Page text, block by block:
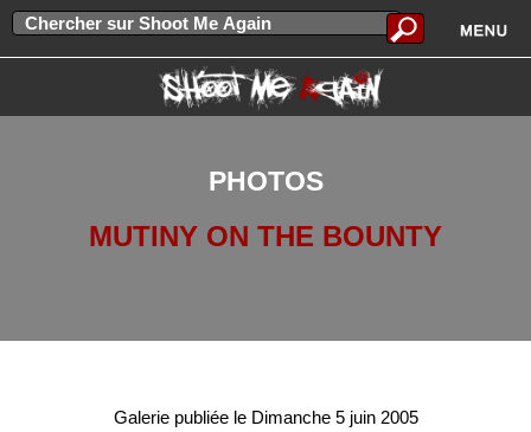
PHOTOS
MUTINY ON THE BOUNTY
Galerie publiée le Dimanche 5 juin 2005